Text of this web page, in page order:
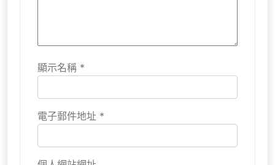
顯示名稱 *
電子郵件地址 *